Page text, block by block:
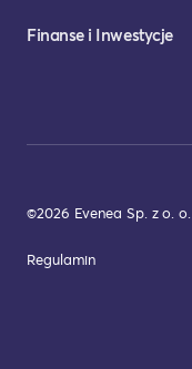
Finanse i Inwestycje
©2026 Evenea Sp. z o. o.
Regulamin